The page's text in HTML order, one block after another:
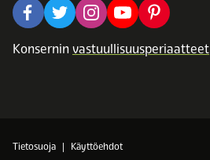
Konsernin vastuullisuusperiaatteet
Tietosuoja Käyttöehdot